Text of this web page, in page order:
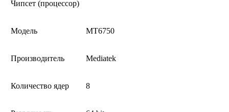
Чипсет (процессор)
Модель MT6750
Производитель Mediatek
Количество ядер 8